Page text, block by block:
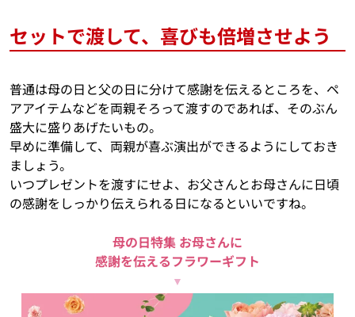
セットで渡して、喜びも倍増させよう
普通は母の日と父の日に分けて感謝を伝えるところを、ペ
アアイテムなどを両親そろって渡すのであれば、そのぶん
盛大に盛りあげたいもの。
早めに準備して、両親が喜ぶ演出ができるようにしておき
ましょう。
いつプレゼントを渡すにせよ、お父さんとお母さんに日頃
の感謝をしっかり伝えられる日になるといいですね。
母の日特集 お母さんに
感謝を伝えるフラワーギフト
▼